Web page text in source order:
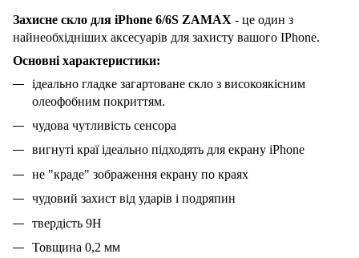
Захисне скло для iPhone 6/6S ZAMAX - це один з
найнеобхідніших аксесуарів для захисту вашого IPhone.
Основні характеристики:
ідеально гладке загартоване скло з високоякісним
олеофобним покриттям.
чудова чутливість сенсора
вигнуті краї ідеально підходять для екрану iPhone
не "краде" зображення екрану по краях
чудовий захист від ударів і подряпин
твердість 9H
Товщина 0,2 мм